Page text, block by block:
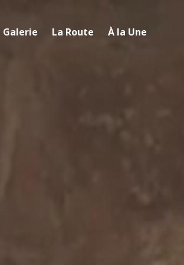
Galerie La Route À la Une